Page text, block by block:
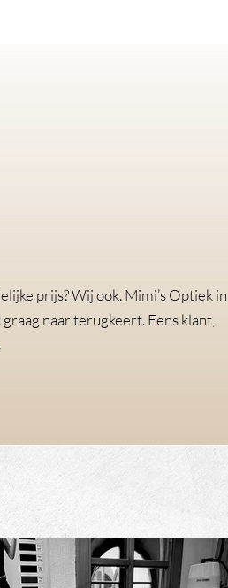
prijs? Wij ook. Mimi’s Optiek in
naar terugkeert. Eens klant,